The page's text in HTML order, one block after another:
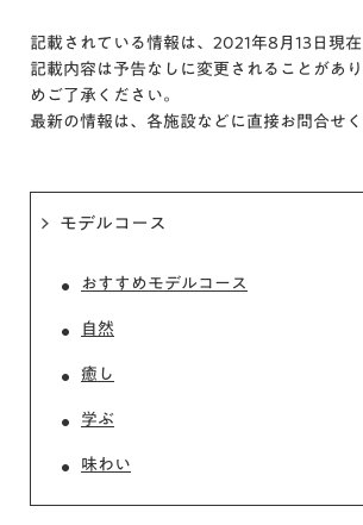
記載されている情報は、2021年8月13日現在
記載内容は予告なしに変更されることがあ
めご了承ください。
最新の情報は、各施設などに直接お問合せく
モデルコース
おすすめモデルコース
自然
癒し
学ぶ
味わい